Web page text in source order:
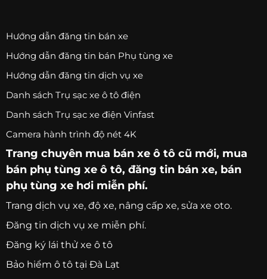
Hướng dẫn đăng tin bán xe
Hướng dẫn đăng tin bán Phụ tùng xe
Hướng dẫn đăng tin dịch vụ xe
Danh sách Trụ sạc xe ô tô điện
Danh sách Trụ sạc xe điện Vinfast
Camera hành trình độ nét 4K
Trang chuyên mua bán xe ô tô cũ mới, mua
bán phụ tùng xe ô tô, đăng tin bán xe, bán
phụ tùng xe hơi miễn phí.
Trang dịch vụ xe, độ xe, nâng cấp xe, sửa xe oto.
Đăng tin dịch vụ xe miễn phí.
Đăng ký lái thử xe ô tô
Bảo hiểm ô tô tại Đà Lạt